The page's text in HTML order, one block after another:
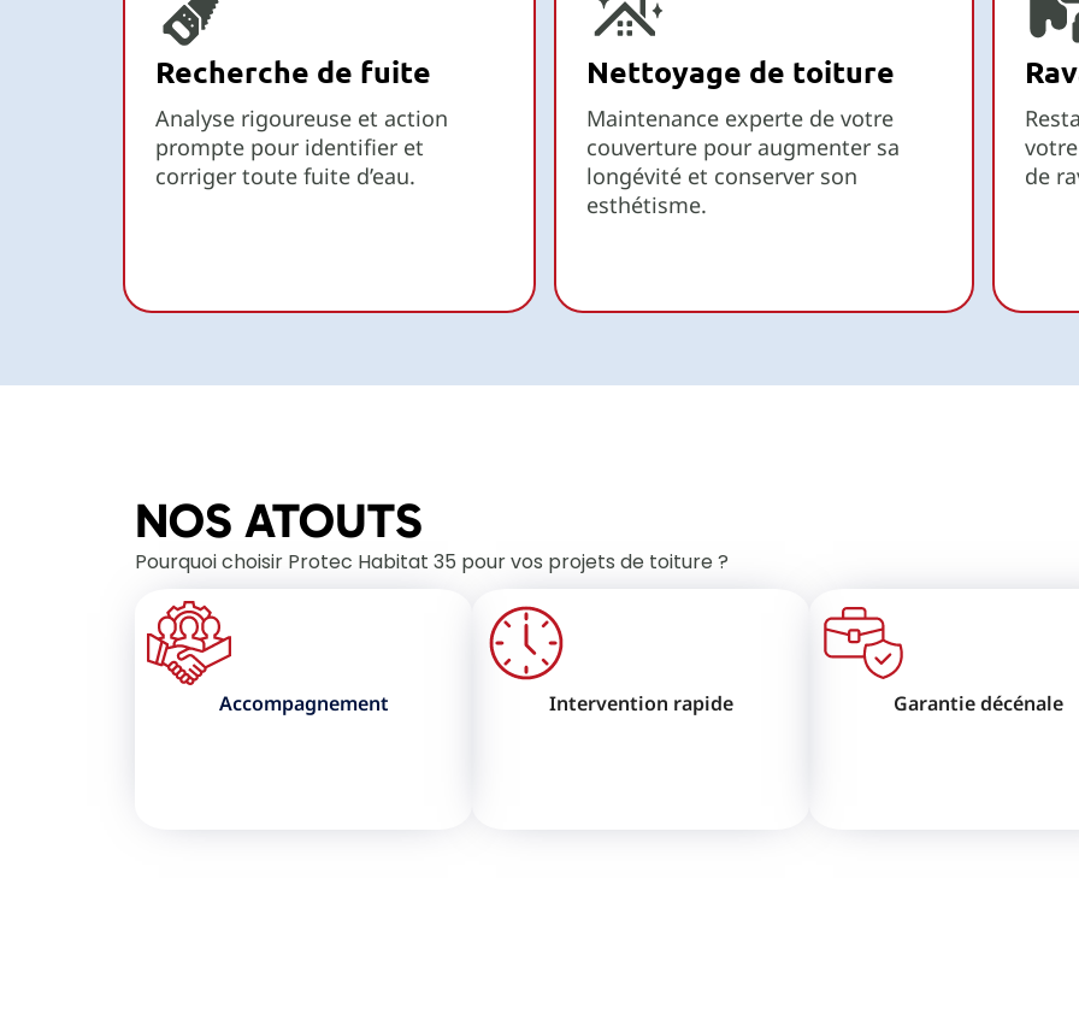
Recherche de fuite
Analyse rigoureuse et action
prompte pour identifier et
corriger toute fuite d’eau.
Nettoyage de toiture
Maintenance experte de votre
couverture pour augmenter sa
longévité et conserver son
esthétisme.
de
NOS ATOUTS
Pourquoi choisir Protec Habitat 35 pour vos projets de toiture ?
Accompagnement Intervention rapide Garantie décénale